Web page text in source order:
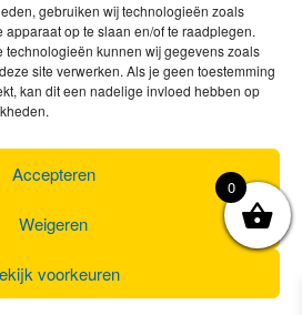
gebruiken wij technologieën zoals
op te slaan en/of te raadplegen.
technologieën kunnen wij gegevens zoals
site verwerken. Als je geen toestemming
kan dit een nadelige invloed hebben op
Accepteren
Weigeren
voorkeuren
18u00
18u00
18u00
0